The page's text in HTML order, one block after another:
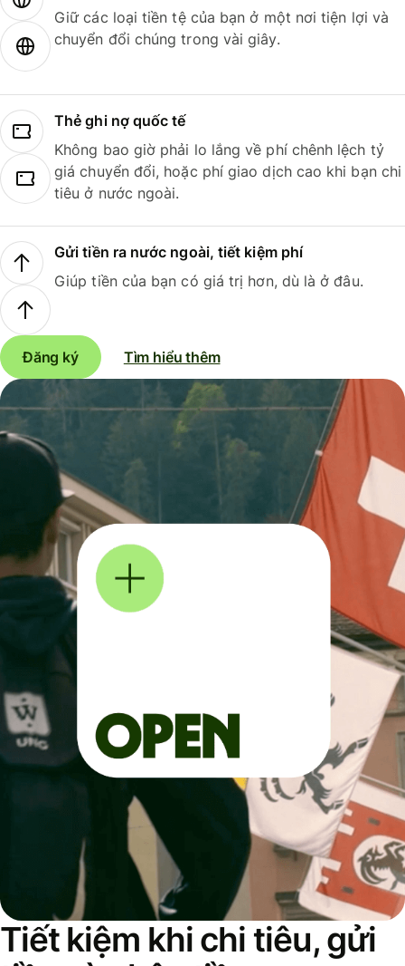
Giữ các loại tiền tệ của bạn ở một nơi tiện lợi và
chuyển đổi chúng trong vài giây.
Thẻ ghi nợ quốc tế
Không bao giờ phải lo lắng về phí chênh lệch tỷ
giá chuyển đổi, hoặc phí giao dịch cao khi bạn chi
tiêu ở nước ngoài.
Gửi tiền ra nước ngoài, tiết kiệm phí
Giúp tiền của bạn có giá trị hơn, dù là ở đâu.
Đăng ký Tìm hiểu thêm
Tiết kiệm khi chi tiêu, gửi